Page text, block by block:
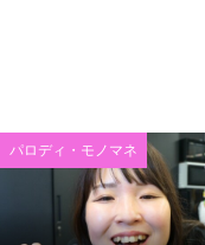
パロディ・モノマネ